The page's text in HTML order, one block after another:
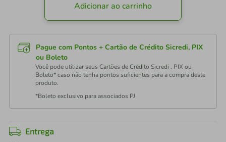
Adicionar ao carrinho
Pague com Pontos + Cartão de Crédito Sicredi, PIX
ou Boleto
Você pode utilizar seus Cartões de Crédito Sicredi , PIX ou
Boleto* caso não tenha pontos suficientes para a compra deste
produto.
*Boleto exclusivo para associados PJ
Entrega